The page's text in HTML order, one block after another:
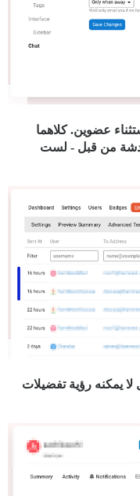
عضوين. كلاهما
من قبل - لست
يمكنه رؤية تفضيلات